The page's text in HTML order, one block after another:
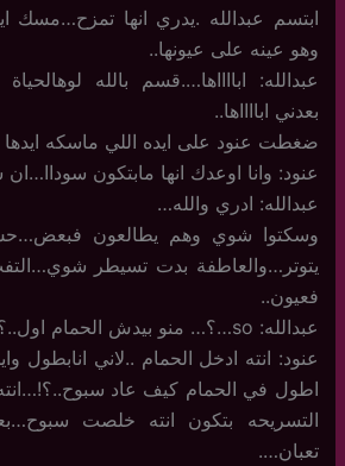
ابتسم عبدالله .يدري انها تمزح…مسك
وهو عينه على عيونها..
عبدالله: ابااااها….قسم بالله
بعدني ابااااها..
ضغطت عنود على ايده اللي ماسكه ايدها
عنود: وانا اوعدك انها مابتكون
عبدالله: ادري والله…
وسكتوا شوي وهم يطالعون فبعض…حس
يتوتر…والعاطفة بدت تسيطر
فعيون..
عبدالله: so…؟… منو بيدش الحمام اول..؟
عنود: انته ادخل الحمام ..لاني انابطول
اطول في الحمام كيف عاد سبوح..؟!…انته
التسريحه بتكون انته خلصت
تعبان….